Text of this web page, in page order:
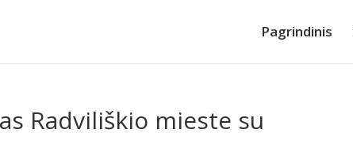
Pagrindinis
Radviliškio mieste su